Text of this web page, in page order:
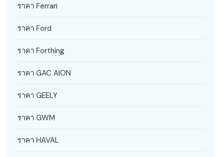
ราคา Ferrari
ราคา Ford
ราคา Forthing
ราคา GAC AION
ราคา GEELY
ราคา GWM
ราคา HAVAL